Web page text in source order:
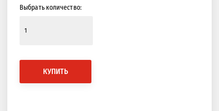
Выбрать количество:
КУПИТЬ